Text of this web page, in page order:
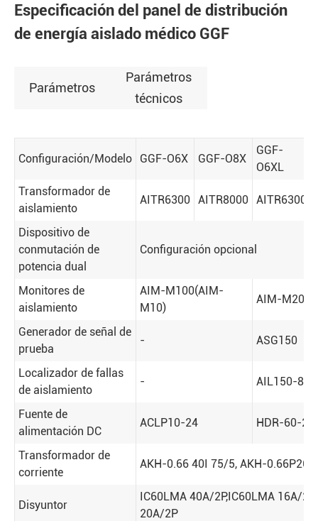
Especificación del panel de distribución
de energía aislado médico GGF
Parámetros
Parámetros
técnicos
Configuración/Modelo GGF-O6X GGF-O8X
GGF-
O6XL
Transformador de
aislamiento
AITR6300 AITR8000 AITR6300
Dispositivo de
conmutación de
potencia dual
Configuración opcional
Monitores de
aislamiento
AIM-M100(AIM-
M10)
AIM-M200
Generador de señal de
prueba
- ASG150
Localizador de fallas
de aislamiento
- AIL150-8
Fuente de
alimentación DC
ACLP10-24 HDR-60-24
Transformador de
corriente
AKH-0.66 40I 75/5, AKH-0.66P26
Disyuntor
IC60LMA 40A/2P,IC60LMA 16A/2P
20A/2P